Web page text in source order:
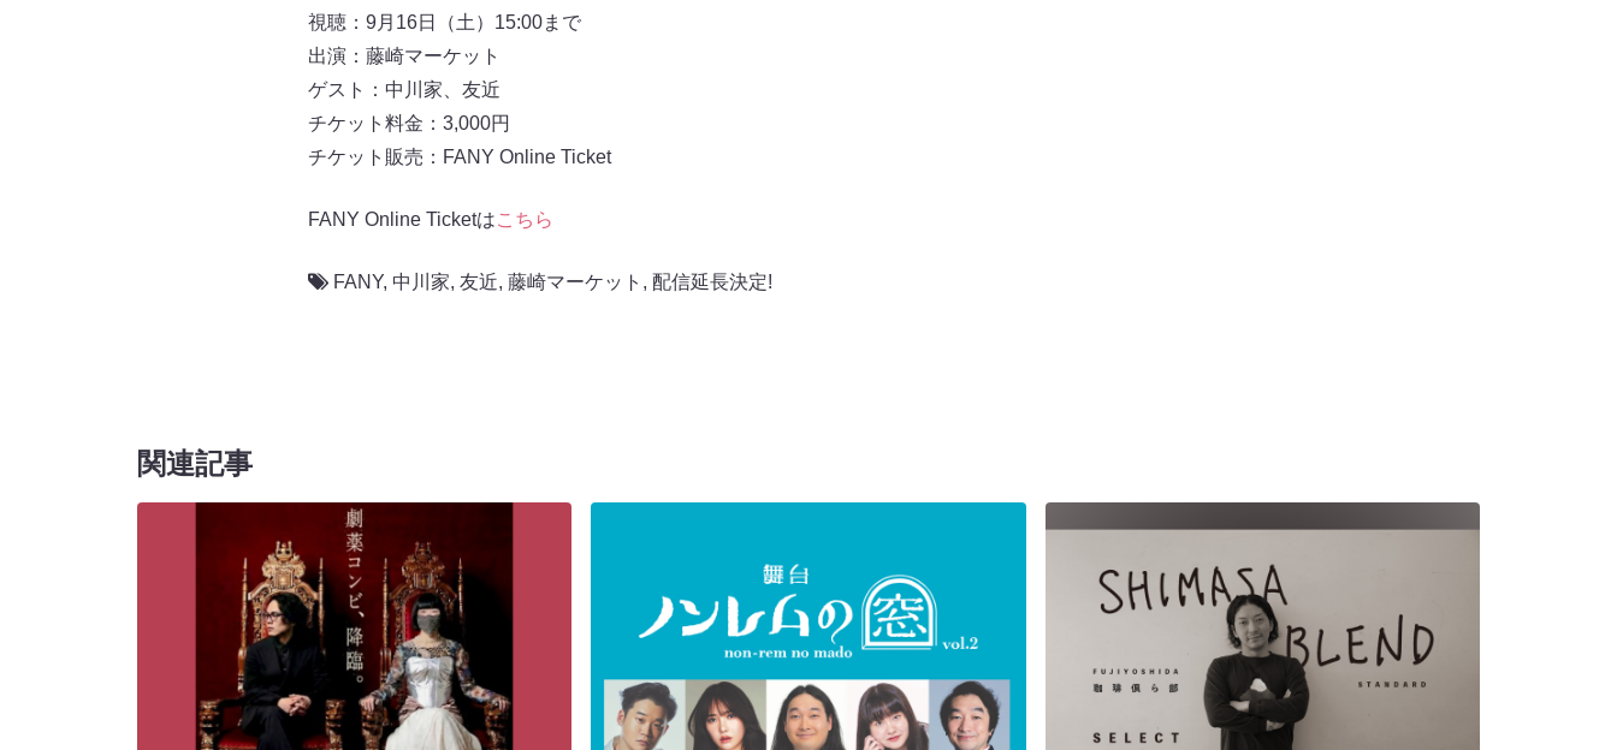
視聴：9月16日（土）15:00まで
出演：藤崎マーケット
ゲスト：中川家、友近
チケット料金：3,000円
チケット販売：FANY Online Ticket
FANY Online Ticketはこちら
FANY, 中川家, 友近, 藤崎マーケット , 配信延長決定!
関連記事